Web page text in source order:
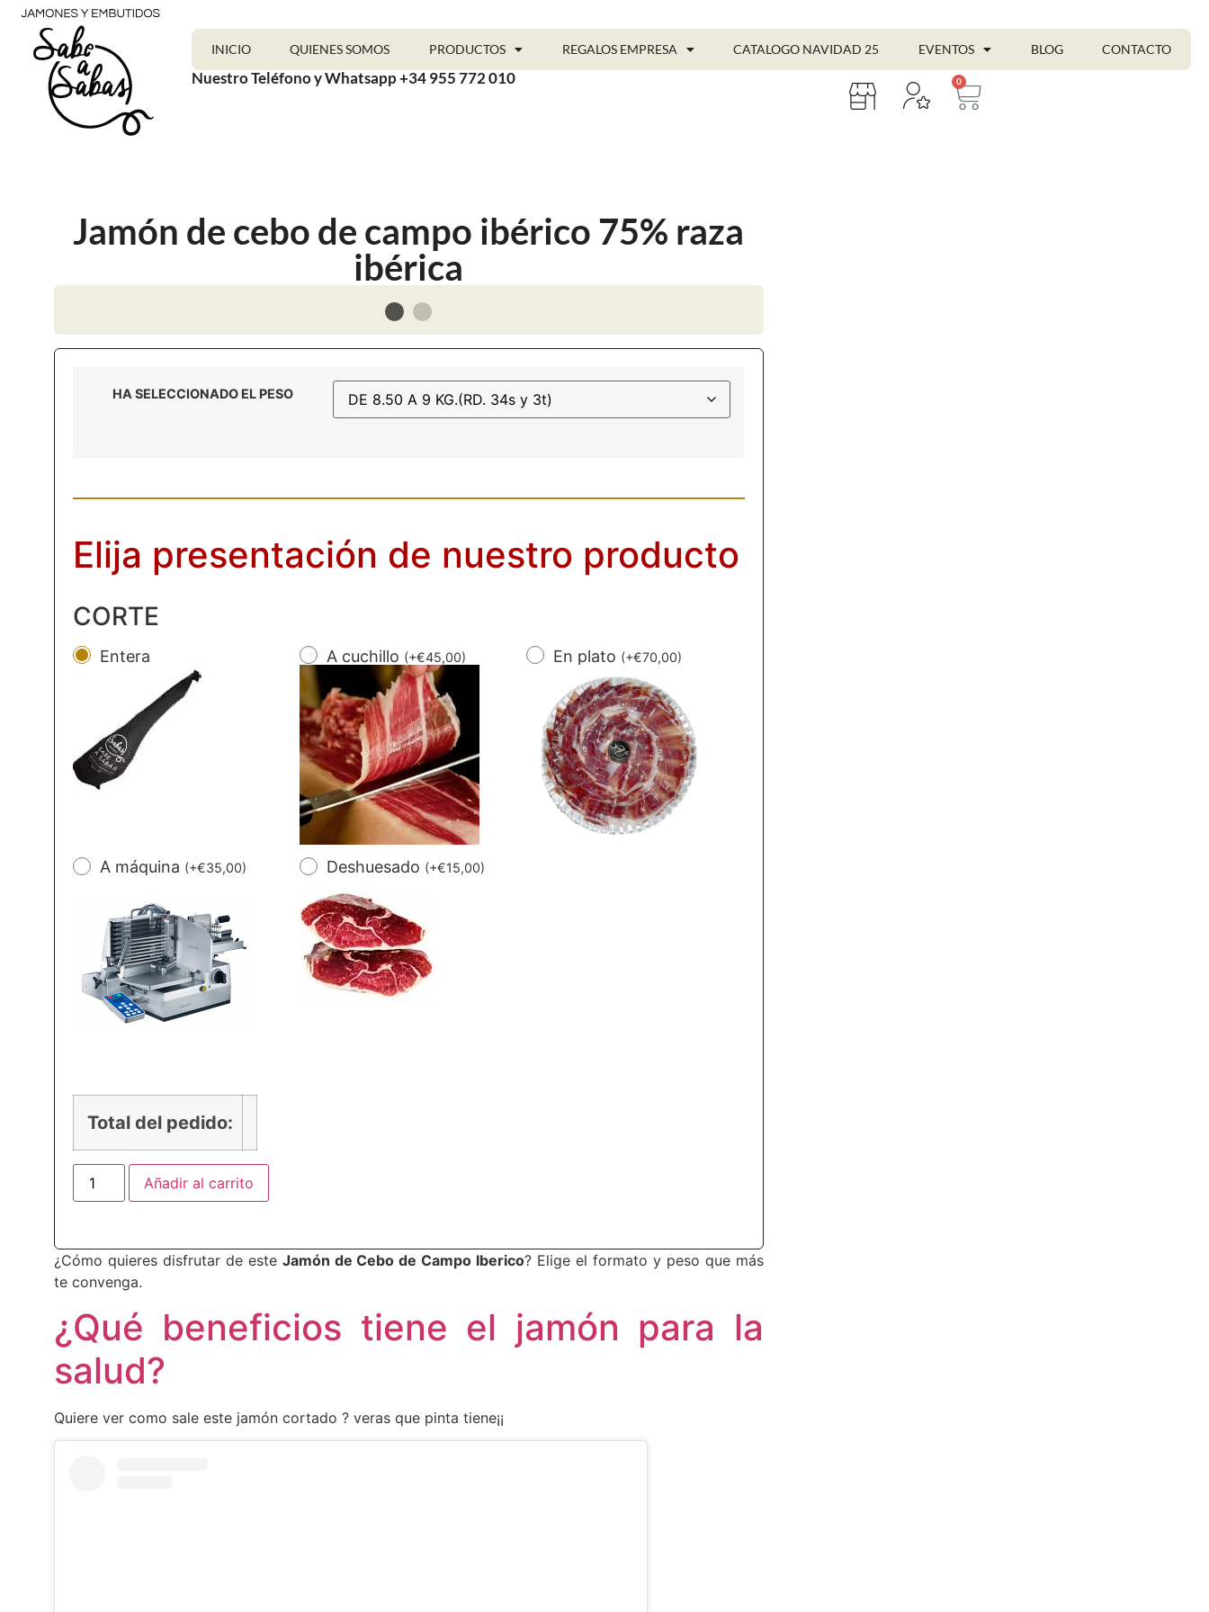
INICIO QUIENES SOMOS PRODUCTOS REGALOS EMPRESA CATALOGO NAVIDAD 25 EVENTOS BLOG CONTACTO
Nuestro Teléfono y Whatsapp +34 955 772 010 0
Jamón de cebo de campo ibérico 75% raza
ibérica
HA SELECCIONADO EL PESO
Elija presentación de nuestro producto
CORTE
Entera A cuchillo (+€45,00) En plato (+€70,00)
A máquina (+€35,00) Deshuesado (+€15,00)
Total del pedido:
Añadir al carrito
¿Cómo quieres disfrutar de este Jamón de Cebo de Campo Iberico? Elige el formato y peso que más
te convenga.
¿Qué beneficios tiene el jamón para la
salud?
Quiere ver como sale este jamón cortado ? veras que pinta tiene¡¡